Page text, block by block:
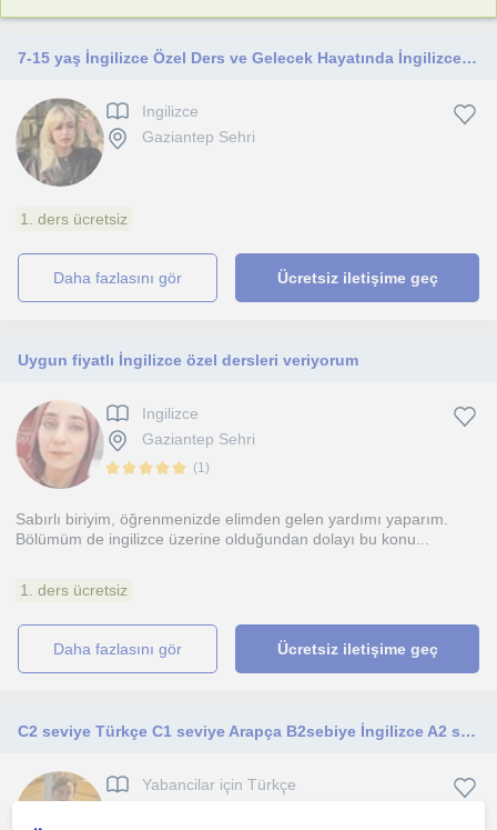
7-15 yaş İngilizce Özel Ders ve Gelecek Hayatında İngilizceyi Avantaja Çevirme
Ingilizce
Gaziantep Sehri
1. ders ücretsiz
daha fazlasını gör Ücretsiz iletişime geç
Uygun fiyatlı İngilizce özel dersleri veriyorum
Ingilizce
Gaziantep Sehri
(1)
Sabırlı biriyim, öğrenmenizde elimden gelen yardımı yaparım.
Bölümüm de ingilizce üzerine olduğundan dolayı bu konu...
1. ders ücretsiz
daha fazlasını gör Ücretsiz iletişime geç
C2 seviye Türkçe C1 seviye Arapça B2sebiye İngilizce A2 seviye Almanca
Yabancilar için Türkçe